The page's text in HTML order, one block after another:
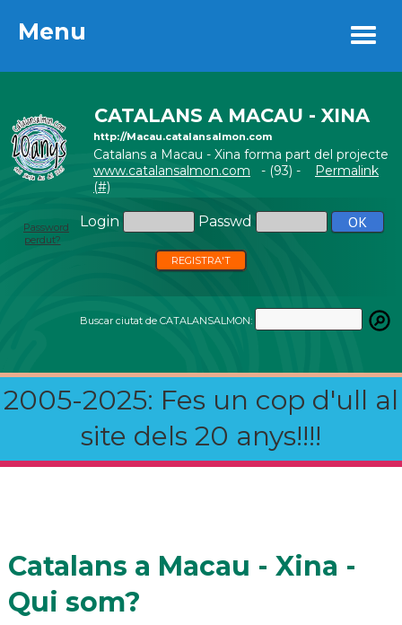
Menu
CATALANS A MACAU - XINA
http://Macau.catalansalmon.com
Catalans a Macau - Xina forma part del projecte
www.catalansalmon.com - (93) - Permalink
(#)
Login Passwd
Password
perdut?
REGISTRA'T
Buscar ciutat de CATALANSALMON:
2005-2025: Fes un cop d'ull al
site dels 20 anys!!!!
Menu
Catalans a Macau - Xina -
Qui som?